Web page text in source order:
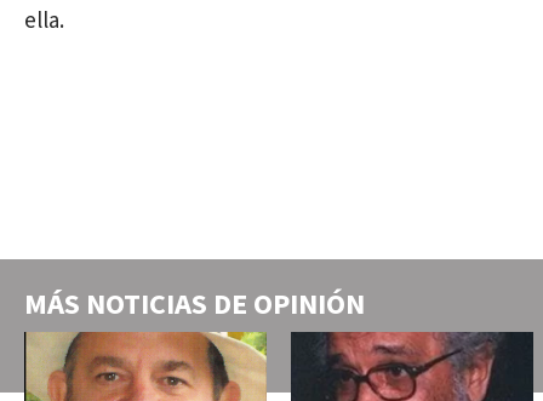
ella.
MÁS NOTICIAS DE OPINIÓN